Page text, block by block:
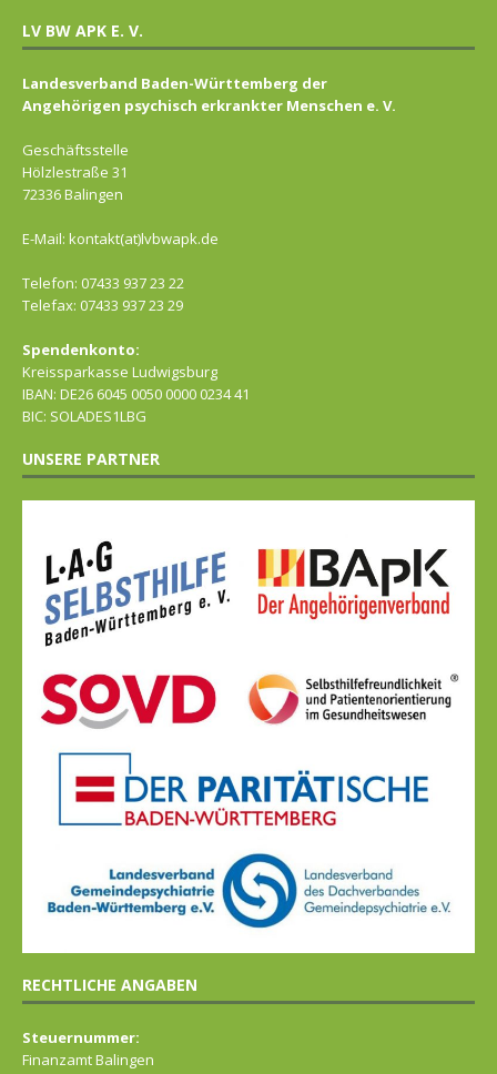
LV BW APK E. V.
Landesverband Baden-Württemberg der
Angehörigen psychisch erkrankter Menschen e. V.
Geschäftsstelle
Hölzlestraße 31
72336 Balingen
E-Mail: kontakt(at)lvbwapk.de
Telefon: 07433 937 23 22
Telefax: 07433 937 23 29
Spendenkonto:
Kreissparkasse Ludwigsburg
IBAN: DE26 6045 0050 0000 0234 41
BIC: SOLADES1LBG
UNSERE PARTNER
RECHTLICHE ANGABEN
Steuernummer:
Finanzamt Balingen